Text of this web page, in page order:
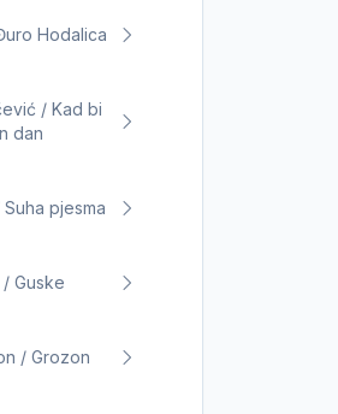
Hodalica
/ Kad bi
dan
pjesma
Guske
/ Grozon